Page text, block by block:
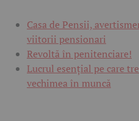
Casa de Pensii,
viitorii pensionari
Revoltă în penitenciare!
Lucrul esențial pe care
vechimea în muncă